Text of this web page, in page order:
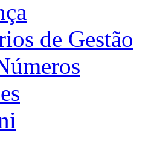
de Gestão